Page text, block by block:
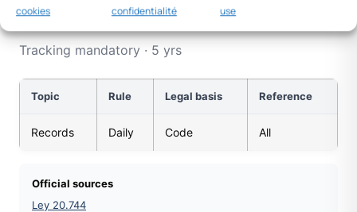
cookies
confidentialité
use
Ley 20.744
Tracking mandatory · 5 yrs
Topic Rule Legal basis Reference
Records Daily Code All
Official sources
Ley 20.744